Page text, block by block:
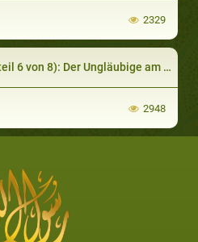
2329
8): Der Ungläubige am Tag des Gerichts
2948